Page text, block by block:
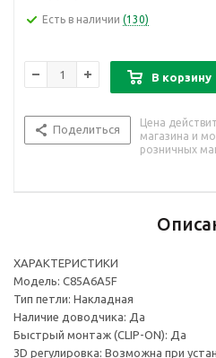
Есть в наличии (130)
В корзину
Поделиться
Цена
магазина и
розничных
ХАРАКТЕРИСТИКИ
Модель: C85A6A5F
Тип петли: Накладная
Наличие доводчика: Да
Быстрый монтаж (CLIP-ON): Да
3D регулировка: Возможна при